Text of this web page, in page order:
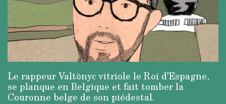
Le rappeur Valtònyc vitriole le Roi d’Espagne,
se planque en Belgique et fait tomber la
Couronne belge de son piédestal.